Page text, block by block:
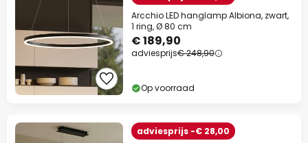
Arcchio LED hanglamp Albiona, zwart,
1 ring, Ø 80 cm
€ 189,90
adviesprijs€ 248,90
Op voorraad
adviesprijs -€ 28,00